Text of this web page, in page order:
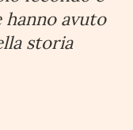
avuto
storia